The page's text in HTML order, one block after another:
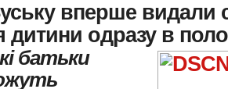
вперше видали
дитини одразу в
батьки